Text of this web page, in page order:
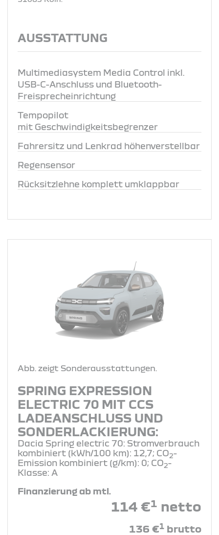
AUSSTATTUNG
Multimediasystem Media Control inkl.
USB-C-Anschluss und Bluetooth-
Freisprecheinrichtung
Tempopilot
mit Geschwindigkeitsbegrenzer
Fahrersitz und Lenkrad höhenverstellbar
Regensensor
Rücksitzlehne komplett umklappbar
Abb. zeigt Sonderausstattungen.
SPRING EXPRESSION
ELECTRIC 70 MIT CCS
LADEANSCHLUSS UND
SONDERLACKIERUNG:
Dacia Spring electric 70: Stromverbrauch
kombiniert (kWh/100 km): 12,7; CO2-
Emission kombiniert (g/km): 0; CO2-
Klasse: A
Finanzierung ab mtl.
114 €1 netto
136 €1 brutto